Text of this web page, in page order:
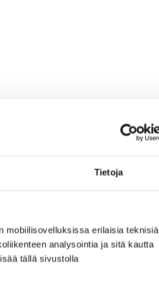
Tietoja
mobiilisovelluksissa erilaisia teknisiä
analysointia ja sitä kautta
tällä sivustolla